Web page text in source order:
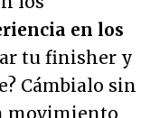
en los
tu finisher y
Cámbialo sin
movimiento